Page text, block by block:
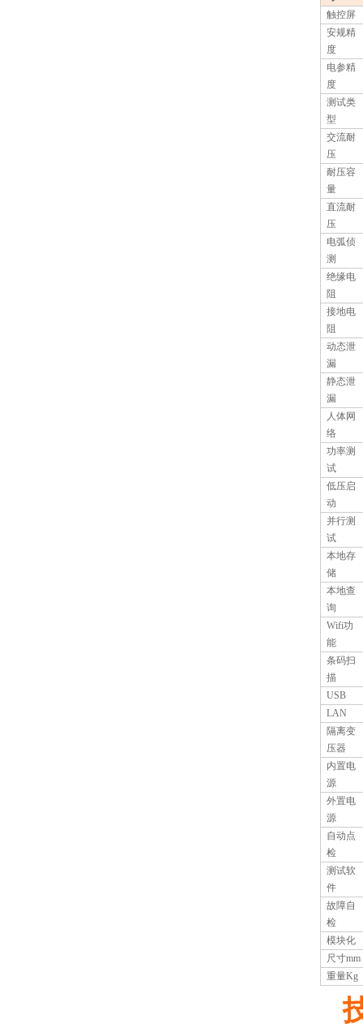
触控屏
安规精
度
电参精
度
测试类
型
交流耐
压
耐压容
量
直流耐
压
电弧侦
测
绝缘电
阻
接地电
阻
动态泄
漏
静态泄
漏
人体网
络
功率测
试
低压启
动
并行测
试
本地存
储
本地查
询
Wifi功
能
条码扫
描
USB
LAN
隔离变
压器
内置电
源
外置电
源
自动点
检
测试软
件
故障自
检
模块化
尺寸mm
重量Kg